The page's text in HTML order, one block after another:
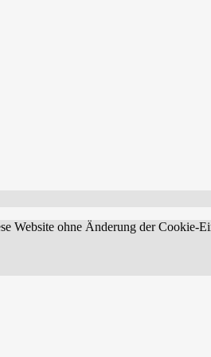
Website ohne Änderung der Cookie-